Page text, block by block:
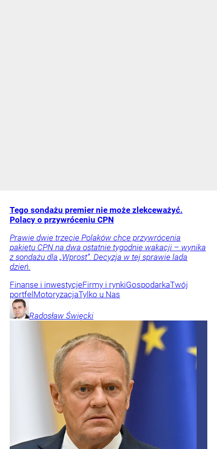
Tego sondażu premier nie może zlekceważyć.
Polacy o przywróceniu CPN
Prawie dwie trzecie Polaków chce przywrócenia
pakietu CPN na dwa ostatnie tygodnie wakacji – wynika
z sondażu dla „Wprost”. Decyzja w tej sprawie lada
dzień.
Finanse i inwestycjeFirmy i rynkiGospodarkaTwój
portfel MotoryzacjaTylko u Nas
Radosław Święcki